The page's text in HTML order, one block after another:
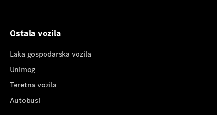
Ostala vozila
Laka gospodarska vozila
Unimog
Teretna vozila
Autobusi